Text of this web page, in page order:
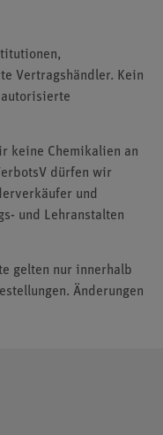
Vertragshändler. Kein
keine Chemikalien an
dürfen wir
und
und Lehranstalten
gelten nur innerhalb
Änderungen